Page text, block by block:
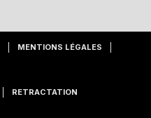
MENTIONS LÉGALES
RETRACTATION